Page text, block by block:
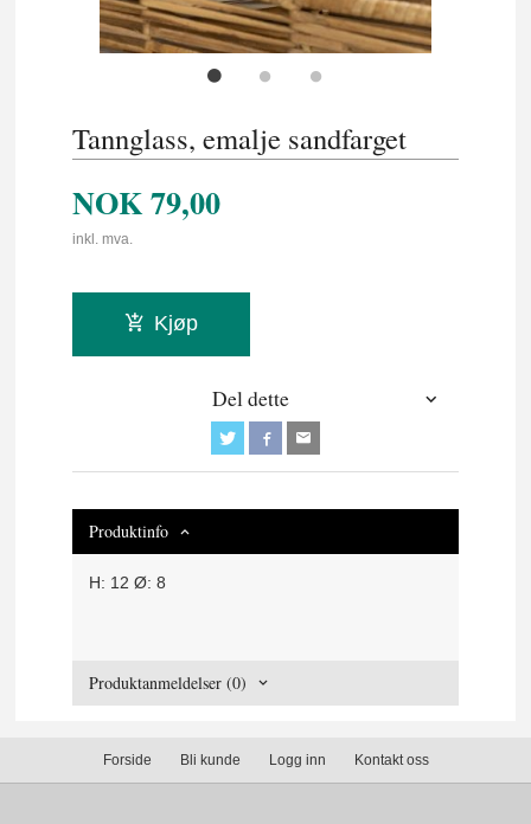
Tannglass, emalje sandfarget
NOK79,00
inkl. mva.
Kjøp
Del dette
Produktinfo
H: 12 Ø: 8
Produktanmeldelser (0)
Forside Bli kunde Logg inn Kontakt oss